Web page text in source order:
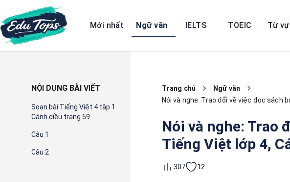
Mới nhất Ngữ văn IELTS TOEIC Từ
NỘI DUNG BÀI VIẾT
Soạn bài Tiếng Việt 4 tập 1
Cánh diều trang 59
Câu 1
Câu 2
Trang chủ
Ngữ văn
Nói và nghe: Trao đổi về việc đọc sách
Nói và nghe: Trao
Tiếng Việt lớp 4,
307 12